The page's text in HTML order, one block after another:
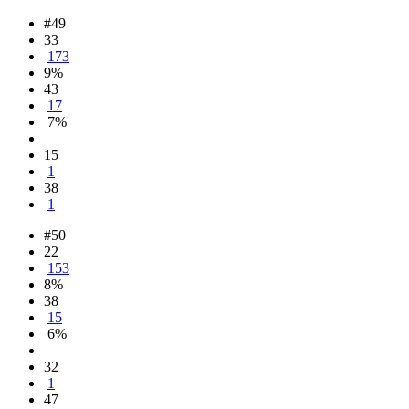
#49
33
173
9%
43
17
7%
15
1
38
1
#50
22
153
8%
38
15
6%
32
1
47